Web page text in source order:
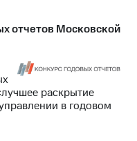
отчетов Московской
раскрытие
в годовом